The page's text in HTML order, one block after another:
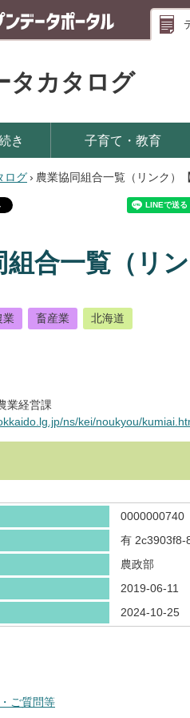
タカタログ
き 子育て・教育
ログ› 農業協同組合一覧（リンク）
合一覧（リ
業 畜産業 北海道
業経営課
ns/kei/noukyou/
0000000740
有 2c3903f8-
農政部
2019-06-11
2024-10-25
ご質問等